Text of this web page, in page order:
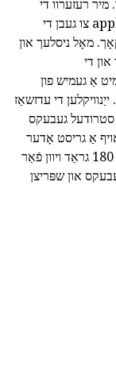
רעזערוו די
סטופפינג אין די פערטל פון אַ שעה, פּערז און apples צו געבן די
מאָל ניסלעך און
די
אַ געמיש פון
די עדזשאַז
סטרודעל געבעקס
אַ גריסט אָדער
פּאַפּיר ליינד באַקינג פּאַן און שיקן זיי העאַטעד צו 180 גראַד ויוון פֿאַר
און שפּריצן